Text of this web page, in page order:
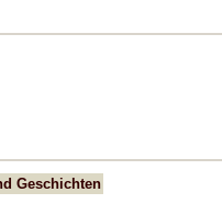
Geschichten